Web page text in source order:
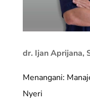
dr. Ijan Aprijana,
Menangani:
Nyeri